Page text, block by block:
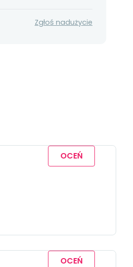
Zgłoś nadużycie
OCEŃ
OCEŃ